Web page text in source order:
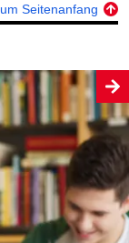
Seitenanfang